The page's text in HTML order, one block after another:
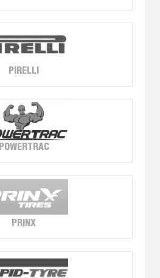
PIRELLI
POWERTRAC
PRINX